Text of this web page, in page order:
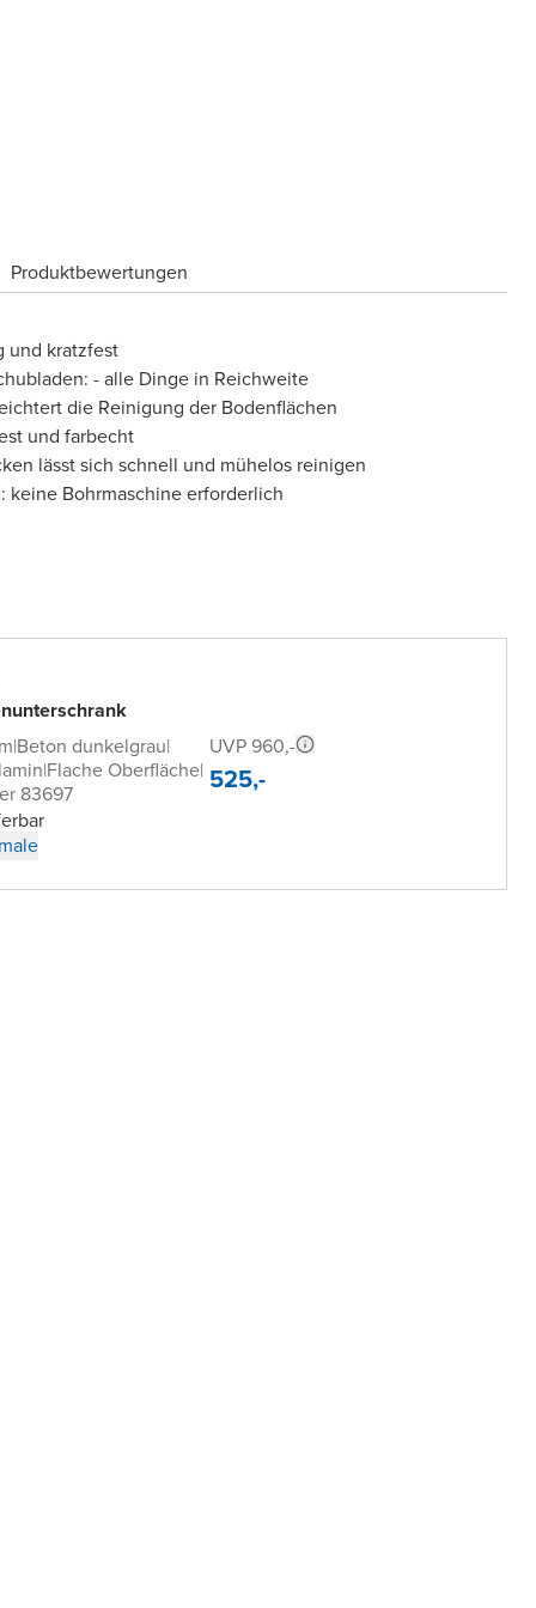
Produktbewertungen
und kratzfest
- alle Dinge in Reichweite
die Reinigung der Bodenflächen
und farbecht
lässt sich schnell und mühelos reinigen
keine Bohrmaschine erforderlich
|Beton dunkelgrau|
|Flache Oberfläche|
83697
UVP 960,-
525,-